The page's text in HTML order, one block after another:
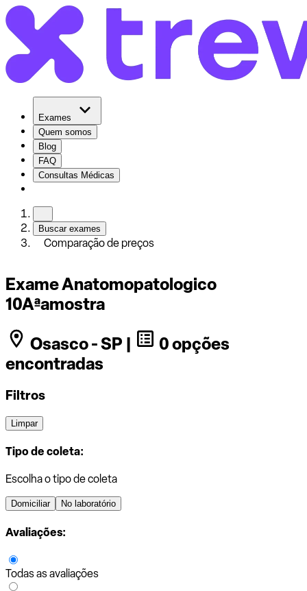
Exames
Quem somos
Blog
FAQ
Consultas Médicas
Buscar exames
Comparação de preços
Exame Anatomopatologico
10Aªamostra
Osasco - SP |
0 opções
encontradas
Filtros
Limpar
Tipo de coleta:
Escolha o tipo de coleta
Domiciliar No laboratório
Avaliações:
Todas as avaliações